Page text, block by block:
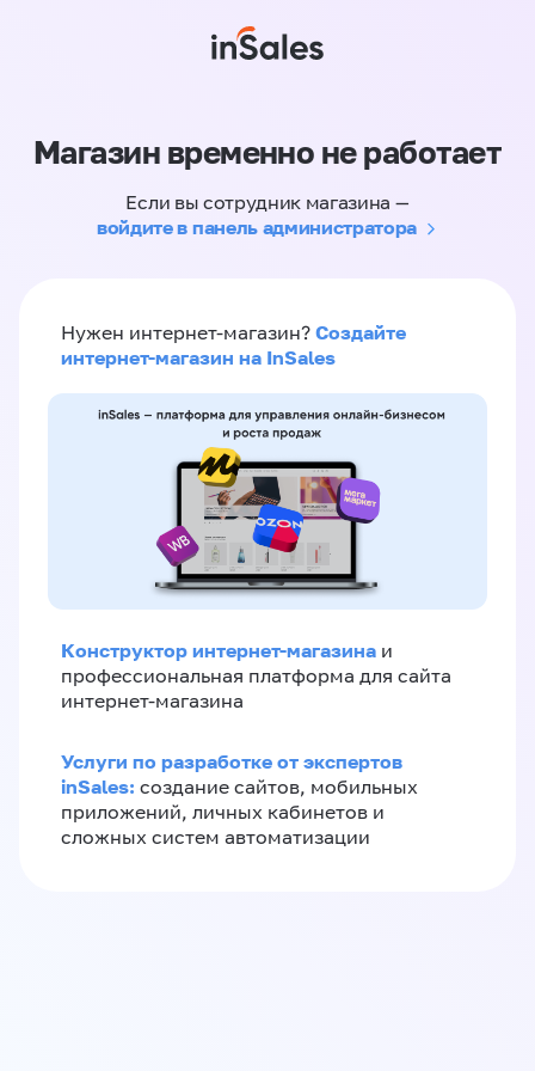
Магазин временно не работает
Если вы сотрудник магазина —
войдите в панель администратора
Нужен интернет-магазин? Создайте
интернет-магазин на InSales
Конструктор интернет-магазина и
профессиональная платформа для сайта
интернет-магазина
Услуги по разработке от экспертов
inSales: создание сайтов, мобильных
приложений, личных кабинетов и
сложных систем автоматизации